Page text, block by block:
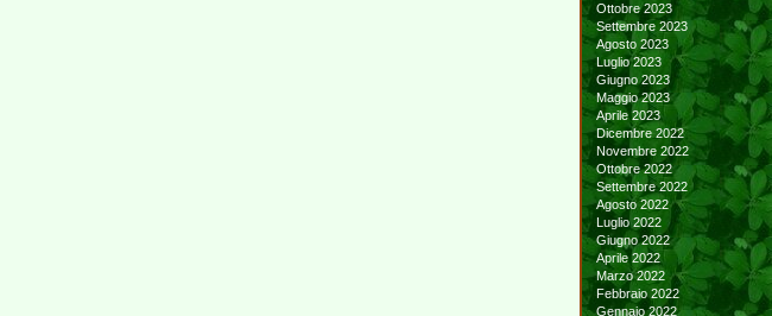
Ottobre 2023
Settembre 2023
Agosto 2023
Luglio 2023
Giugno 2023
Maggio 2023
Aprile 2023
Dicembre 2022
Novembre 2022
Ottobre 2022
Settembre 2022
Agosto 2022
Luglio 2022
Giugno 2022
Aprile 2022
Marzo 2022
Febbraio 2022
Gennaio 2022